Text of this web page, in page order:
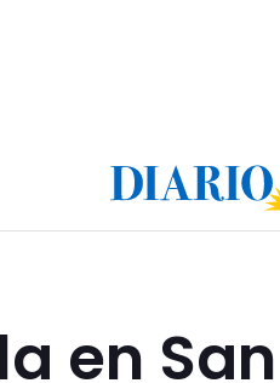
en